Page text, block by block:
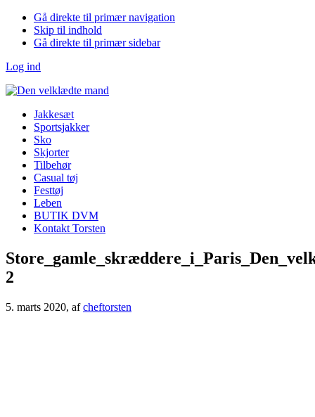
Gå direkte til primær navigation
Skip til indhold
Gå direkte til primær sidebar
Log ind
Jakkesæt
Sportsjakker
Sko
Skjorter
Tilbehør
Casual tøj
Festtøj
Leben
BUTIK DVM
Kontakt Torsten
2
5. marts 2020, afcheftorsten